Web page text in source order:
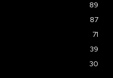
89
87
71
39
30